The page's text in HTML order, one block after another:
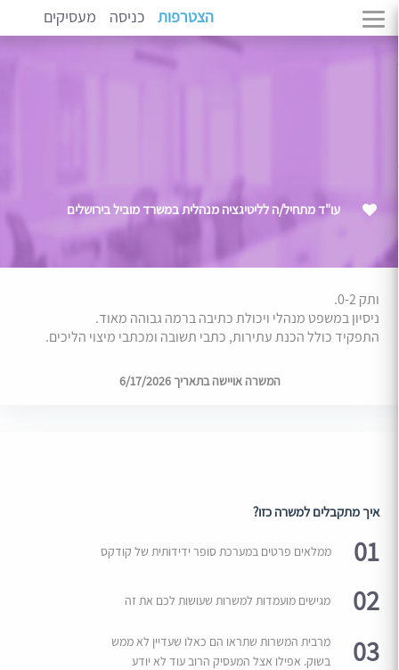
הצטרפות כניסה מעסיקים
עו"ד מתחיל/ה לליטיגציה מנהלית במשרד מוביל בירושלים
ותק 0-2.
ניסיון במשפט מנהלי ויכולת כתיבה ברמה גבוהה מאוד.
התפקיד כולל הכנת עתירות, כתבי תשובה ומכתבי מיצוי הליכים.
המשרה אויישה בתאריך 6/17/2026
איך מתקבלים למשרה כזו?
01 ממלאים פרטים במערכת סופר ידידותית של קודקס
02 מגישים מועמדות למשרות שעושות לכם את זה
03
מרבית המשרות שתראו הם כאלו שעדיין לא ממש
בשוק. אפילו אצל המעסיק הרוב עוד לא יודע